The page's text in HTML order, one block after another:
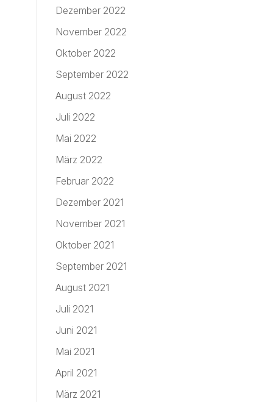
Dezember 2022
November 2022
Oktober 2022
September 2022
August 2022
Juli 2022
Mai 2022
März 2022
Februar 2022
Dezember 2021
November 2021
Oktober 2021
September 2021
August 2021
Juli 2021
Juni 2021
Mai 2021
April 2021
März 2021